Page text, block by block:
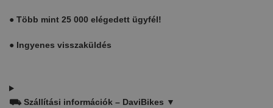
● Több mint 25 000 elégedett ügyfél!
● Ingyenes visszaküldés
⛟ Szállítási információk – DaviBikes ▼